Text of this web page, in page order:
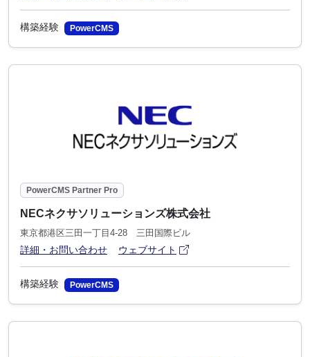
構築経験 PowerCMS
PowerCMS Partner Pro
NECネクサソリューションズ株式会社
東京都港区三田一丁目4-28 三田国際ビル
詳細・お問い合わせ ウェブサイト
構築経験 PowerCMS